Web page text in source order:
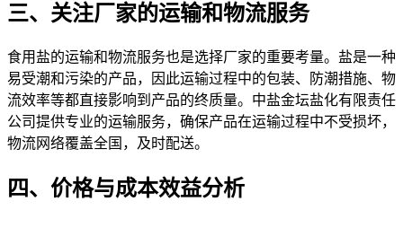
三、关注厂家的运输和物流服务
食用盐的运输和物流服务也是选择厂家的重要考量。盐是一种
易受潮和污染的产品，因此运输过程中的包装、防潮措施、物
流效率等都直接影响到产品的终质量。中盐金坛盐化有限责任
公司提供专业的运输服务，确保产品在运输过程中不受损坏，
物流网络覆盖全国，及时配送。
四、价格与成本效益分析